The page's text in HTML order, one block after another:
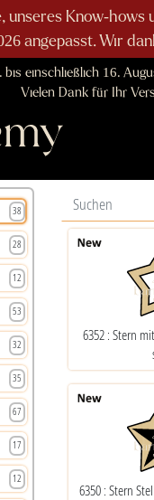
unseres Know-
angepasst. Wir
bis einschließlich 16.
Vielen Dank für Ihr
38
28
12
53
32
35
67
17
12
6352 : Stern
6350 : Stern